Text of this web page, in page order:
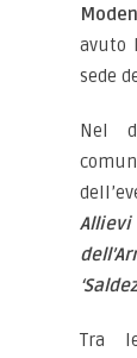
avuto
sede
Nel
Tra